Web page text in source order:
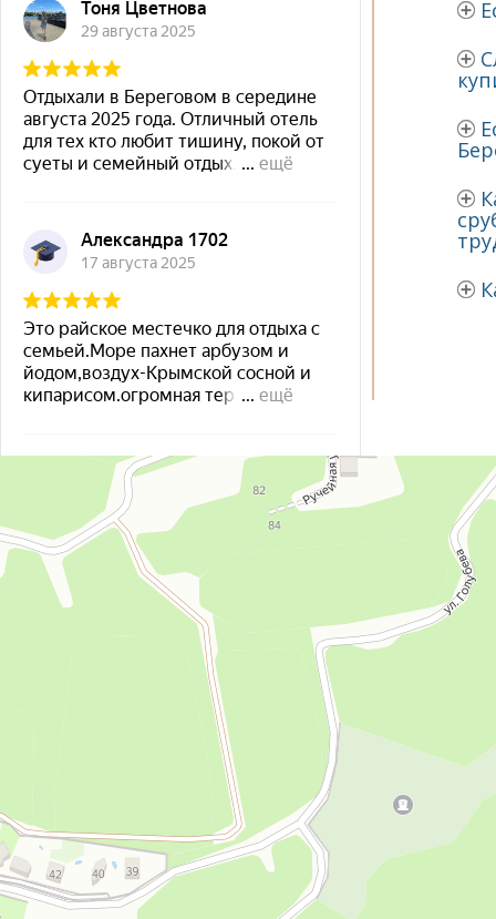
Семейный курорт у моря Береговой
Дом отдыха в Республике Крым